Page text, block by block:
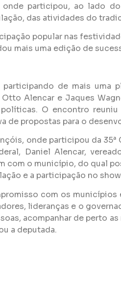
participou, ao lado
das atividades do
popular nas
mais uma edição de
de mais uma
Alencar e Jaques
O encontro
propostas para o
onde participou da
Daniel Alencar,
com o município, do qual
e a participação no
com os
lideranças e o
acompanhar de perto
a deputada.